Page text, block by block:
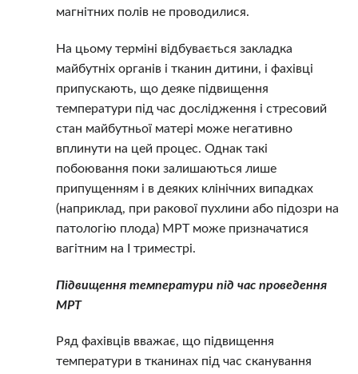
магнітних полів не проводилися.
На цьому терміні відбувається закладка
майбутніх органів і тканин дитини, і фахівці
припускають, що деяке підвищення
температури під час дослідження і стресовий
стан майбутньої матері може негативно
вплинути на цей процес. Однак такі
побоювання поки залишаються лише
припущенням і в деяких клінічних випадках
(наприклад, при ракової пухлини або підозри на
патологію плода) МРТ може призначатися
вагітним на I триместрі.
Підвищення температури під час проведення
МРТ
Ряд фахівців вважає, що підвищення
температури в тканинах під час сканування